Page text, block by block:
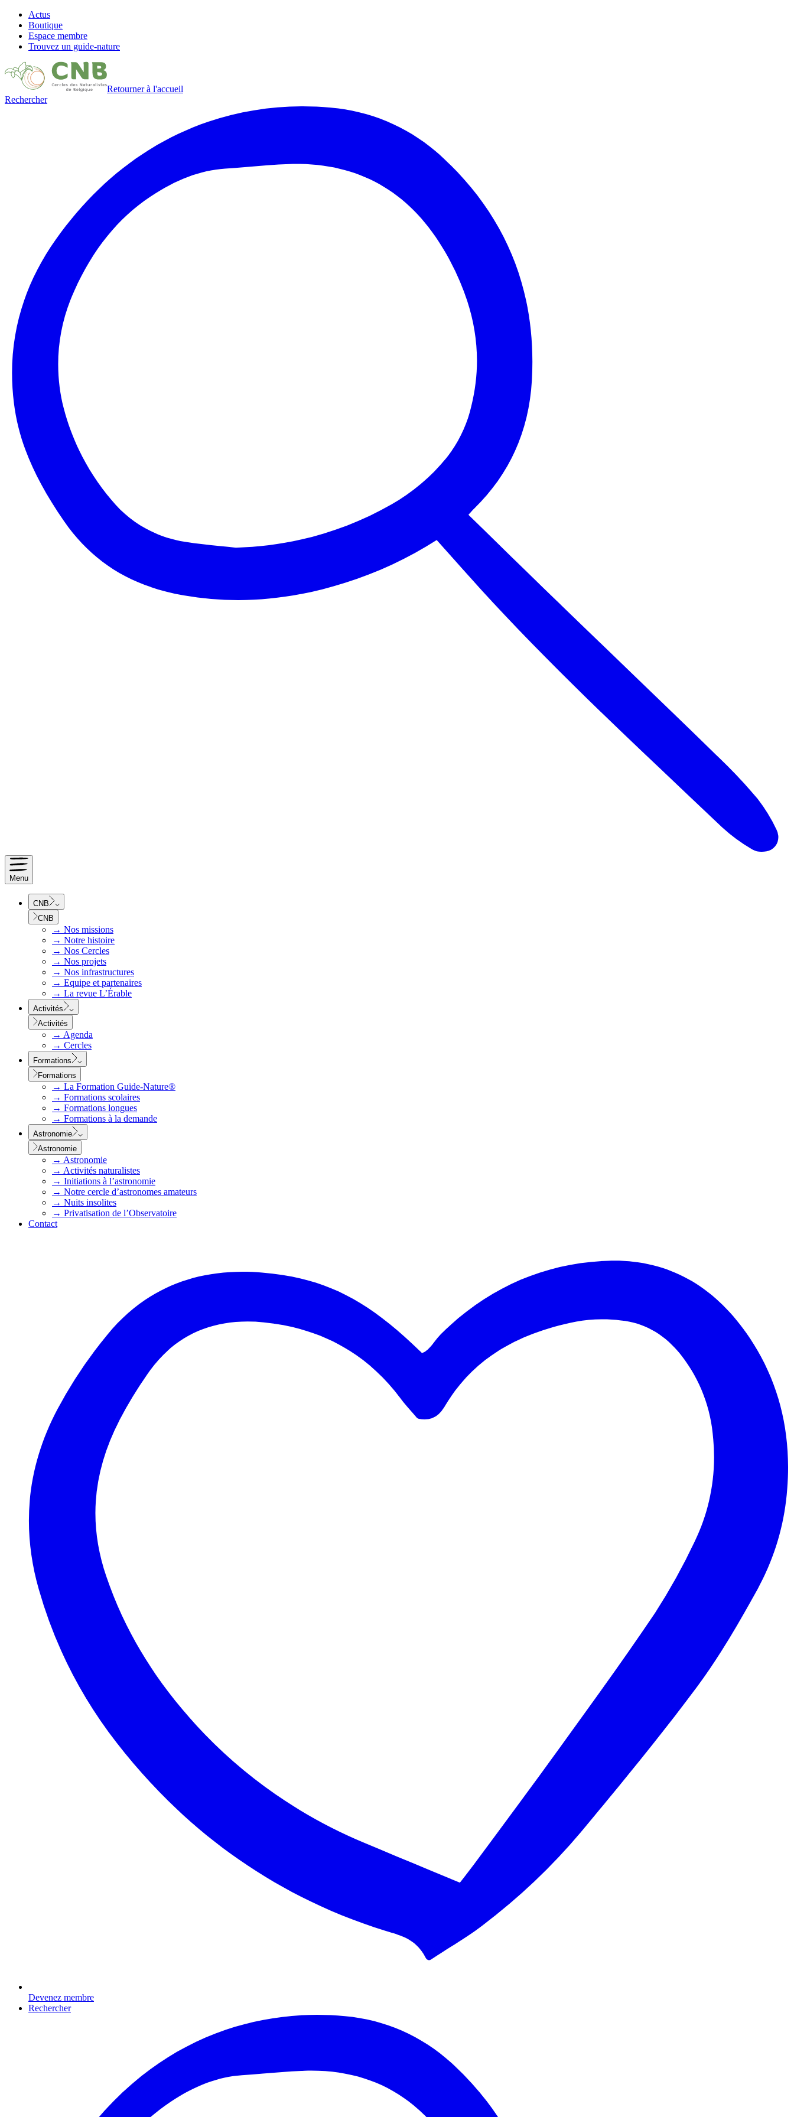
Actus
Boutique
Espace membre
Trouvez un guide-nature
Retourner à l'accueil
Rechercher
Menu
CNB
CNB
→ Nos missions
→ Notre histoire
→ Nos Cercles
→ Nos projets
→ Nos infrastructures
→ Equipe et partenaires
→ La revue L’Érable
Activités
Activités
→ Agenda
→ Cercles
Formations
Formations
→ La Formation Guide-Nature®
→ Formations scolaires
→ Formations longues
→ Formations à la demande
Astronomie
Astronomie
→ Astronomie
→ Activités naturalistes
→ Initiations à l’astronomie
→ Notre cercle d’astronomes amateurs
→ Nuits insolites
→ Privatisation de l’Observatoire
Contact
Devenez membre
Rechercher